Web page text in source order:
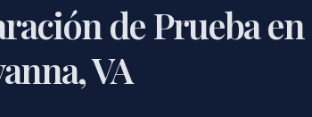
de Prueba
VA